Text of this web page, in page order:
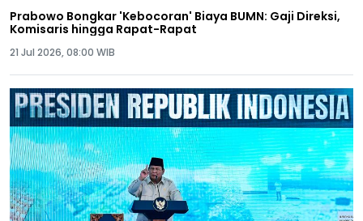
Prabowo Bongkar 'Kebocoran' Biaya BUMN: Gaji Direksi,
Komisaris hingga Rapat-Rapat
21 Jul 2026, 08:00 WIB